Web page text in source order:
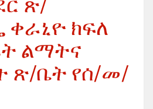
ጽ/
ቀራኒዮ ክፍለ
ልማትና
ጽ/ቤት የሰ/መ/